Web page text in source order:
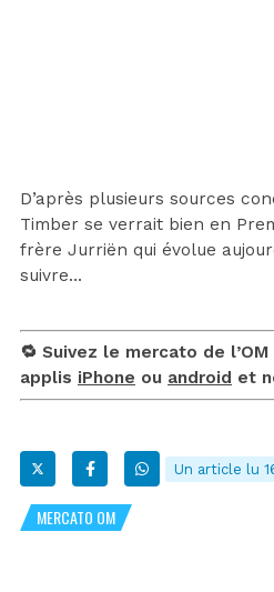
D’après plusieurs sources
Timber se verrait bien en
frère Jurriën qui évolue
suivre…
🔁 Suivez le mercato de
applis iPhone ou android et
Un article lu
MERCATO OM